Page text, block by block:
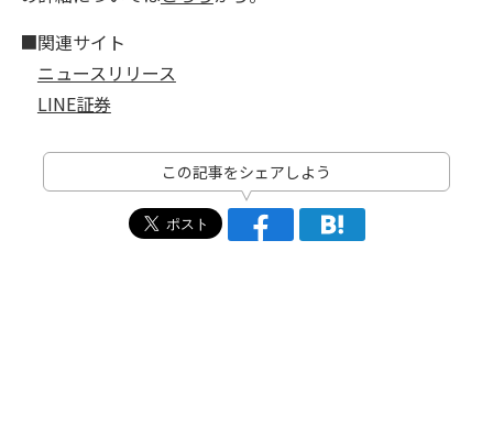
■関連サイト
ニュースリリース
LINE証券
この記事をシェアしよう